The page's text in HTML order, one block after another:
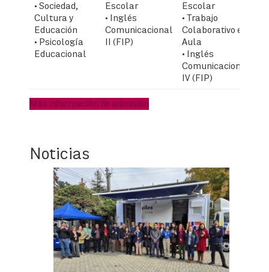
• Sociedad,
Cultura y
Educación
• Psicología
Educacional
Escolar
• Inglés
Comunicacional
II (FIP)
Escolar
• Trabajo
Colaborativo en
Aula
• Inglés
Comunicacional
IV (FIP)
Más información de admisión
Noticias